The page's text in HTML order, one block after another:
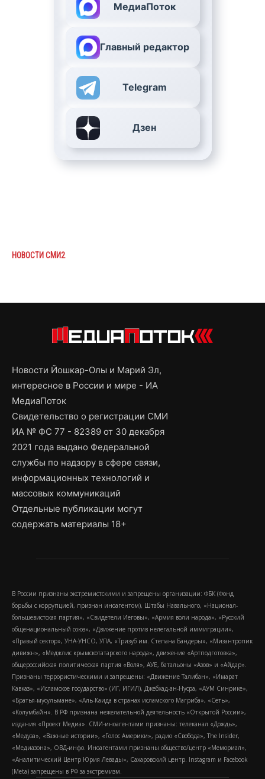
МедиаПоток
Главный редактор
Telegram
Дзен
НОВОСТИ СМИ2
Новости Йошкар-Олы и Марий Эл,
интересное в России и мире - ИА
МедиаПоток
Свидетельство о регистрации СМИ
ИА № ФС 77 - 82389 от 30 декабря
2021 года выдано Федеральной
службы по надзору в сфере связи,
информационных технологий и
массовых коммуникаций
Отдельные публикации могут
содержать материалы 18+
В России признаны экстремистскими и запрещены организации: ФБК (Фонд
борьбы с коррупцией, признан иноагентом), Штабы Навального, «Национал-
большевистская партия», «Свидетели Иеговы», «Армия воли народа», «Русский
общенациональный союз», «Движение против нелегальной иммиграции»,
«Правый сектор», УНА-УНСО, УПА, «Тризуб им. Степана Бандеры», «Мизантропик
дивижн», «Меджлис крымскотатарского народа», движение «Артподготовка»,
общероссийская политическая партия «Воля», АУЕ, батальоны «Азов» и «Айдар».
Признаны террористическими и запрещены: «Движение Талибан», «Имарат
Кавказ», «Исламское государство» (ИГ, ИГИЛ), Джебхад-ан-Нусра, «АУМ Синрике»,
«Братья-мусульмане», «Аль-Каида в странах исламского Магриба», «Сеть»,
«Колумбайн». В РФ признана нежелательной деятельность «Открытой России»,
издания «Проект Медиа». СМИ-иноагентами признаны: телеканал «Дождь»,
«Медуза», «Важные истории», «Голос Америки», радио «Свобода», The Insider,
«Медиазона», ОВД-инфо. Иноагентами признаны общество/центр «Мемориал»,
«Аналитический Центр Юрия Левады», Сахаровский центр. Instagram и Facebook
(Metа) запрещены в РФ за экстремизм.